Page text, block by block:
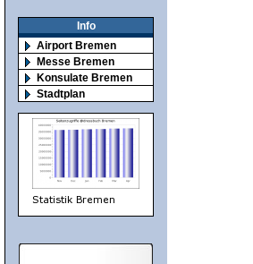
Info
Airport Bremen
Messe Bremen
Konsulate Bremen
Stadtplan